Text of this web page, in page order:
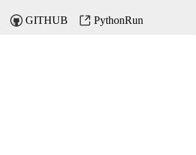
GITHUB PythonRun